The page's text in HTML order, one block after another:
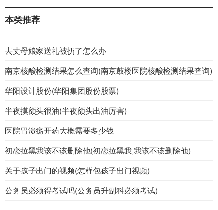
本类推荐
去丈母娘家送礼被扔了怎么办
南京核酸检测结果怎么查询(南京鼓楼医院核酸检测结果查询)
华阳设计股份(华阳集团股份股票)
半夜摸额头很油(半夜额头出油厉害)
医院胃溃疡开药大概需要多少钱
初恋拉黑我该不该删除他(初恋拉黑我,我该不该删除他)
关于孩子出门的视频(怎样包孩子出门视频)
公务员必须得考试吗(公务员升副科必须考试)